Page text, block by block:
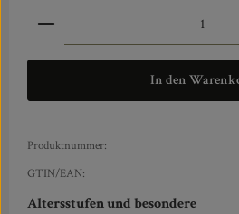
Produkt Anzahl: Gib den
In den
Produktnummer:
GTIN/EAN:
Altersstufen und besondere